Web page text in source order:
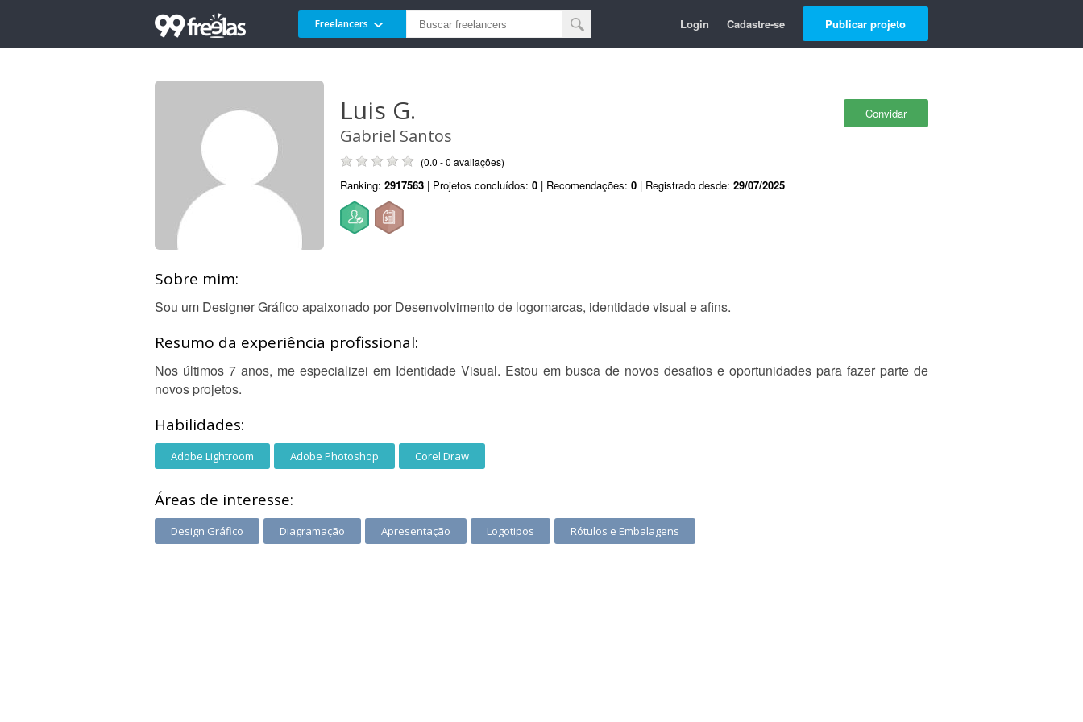
Freelancers Login Cadastre-se Publicar projeto
Convidar
Luis G.
Gabriel Santos
(0.0 - 0 avaliações)
Ranking: 2917563 | Projetos concluídos: 0 | Recomendações: 0 | Registrado desde: 29/07/2025
Sobre mim:
Sou um Designer Gráfico apaixonado por Desenvolvimento de logomarcas, identidade visual e afins.
Resumo da experiência profissional:
Nos últimos 7 anos, me especializei em Identidade Visual. Estou em busca de novos desafios e oportunidades para fazer parte de
novos projetos.
Habilidades:
Adobe Lightroom Adobe Photoshop Corel Draw
Áreas de interesse:
Design Gráfico Diagramação Apresentação Logotipos Rótulos e Embalagens